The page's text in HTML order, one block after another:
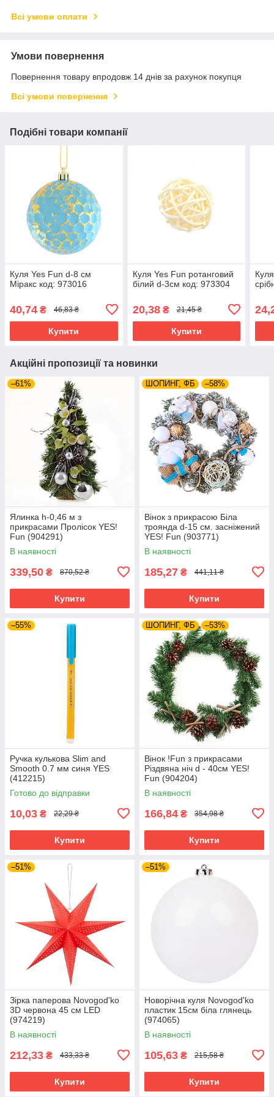
Всі умови оплати
Умови повернення
Повернення товару впродовж 14 днів за рахунок покупця
Всі умови повернення
Подібні товари компанії
Куля Yes Fun d-8 см
Міракс код: 973016
40,74 ₴ 46,83 ₴
Купити
Куля Yes Fun ротанговий
білий d-3см код: 973304
20,38₴ 21,45 ₴
Купити
Акційні пропозиції та новинки
–61%
Ялинка h-0,46 м з
прикрасами Пролісок YES!
Fun (904291)
В наявності
339,50 ₴ 870,52 ₴
Купити
ШОПИНГ, ФБ –58%
Вінок з прикрасою Біла
троянда d-15 см. засніжений
YES! Fun (903771)
В наявності
185,27 ₴ 441,11 ₴
Купити
–55%
Ручка кулькова Slim and
Smooth 0.7 мм синя YES
(412215)
Готово до відправки
10,03 ₴ 22,29 ₴
Купити
ШОПИНГ, ФБ –53%
Вінок !Fun з прикрасами
Різдвяна ніч d - 40см YES!
Fun (904204)
В наявності
166,84 ₴ 354,98 ₴
Купити
–51%
Зірка паперова Novogod'ko
3D червона 45 см LED
(974219)
В наявності
212,33 ₴ 433,33 ₴
Купити
–51%
Новорічна куля Novogod'ko
пластик 15cм біла глянець
(974065)
В наявності
105,63 ₴ 215,58 ₴
Купити